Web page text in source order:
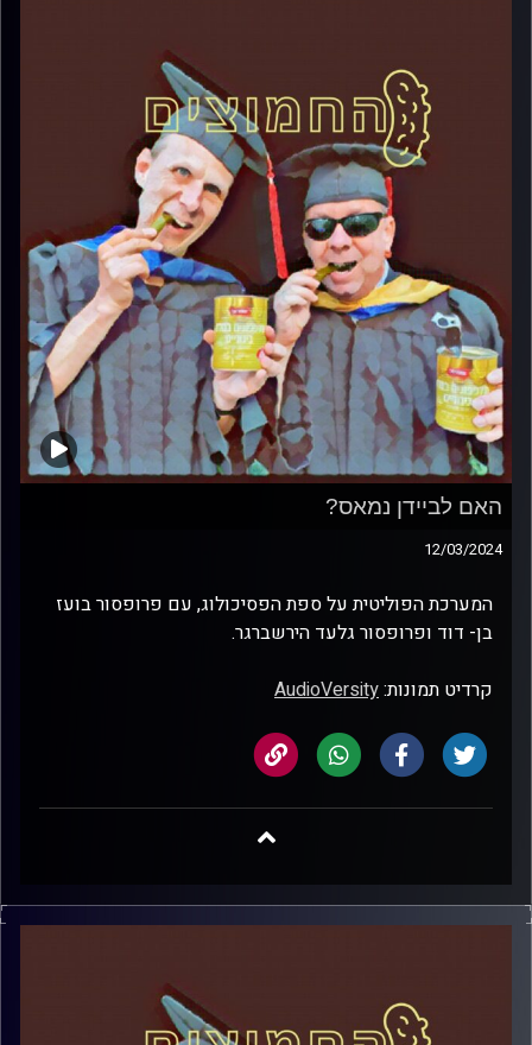
האם לביידן נמאס?
12/03/2024
המערכת הפוליטית על ספת הפסיכולוג, עם פרופסור בועז
בן- דוד ופרופסור גלעד הירשברגר.
קרדיט תמונות:AudioVersity